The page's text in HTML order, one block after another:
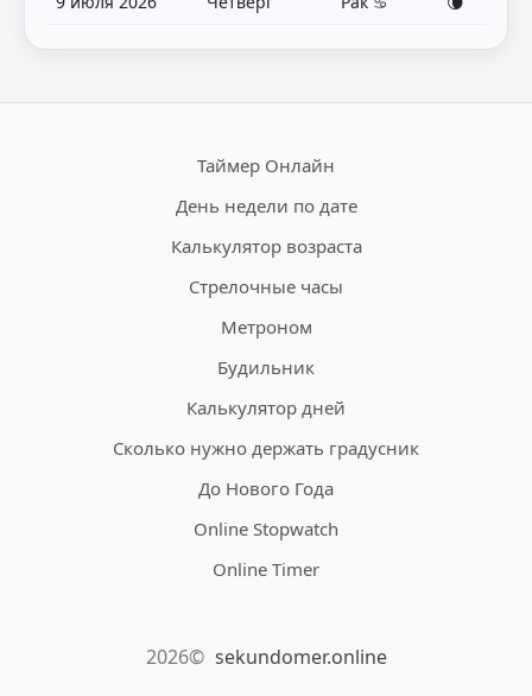
Таймер Онлайн
День недели по дате
Калькулятор возраста
Стрелочные часы
Метроном
Будильник
Калькулятор дней
Сколько нужно держать градусник
До Нового Года
Online Stopwatch
Online Timer
2026© sekundomer.online